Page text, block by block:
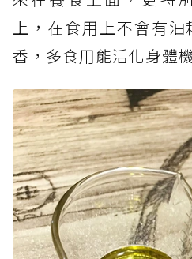
上，在食用上不會有
香，多食用能活化身體